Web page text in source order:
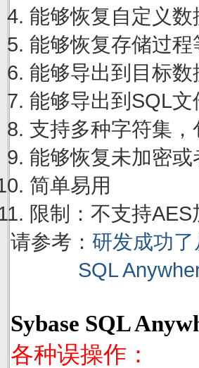
能够恢复自定义数
能够恢复存储过
能够导出到目标数
能够导出到SQL
支持多种字符集
能够恢复未加密
简单易用
限制：不支持
请参考： 研发成功
SQL
Sybase SQL
各种误操作：